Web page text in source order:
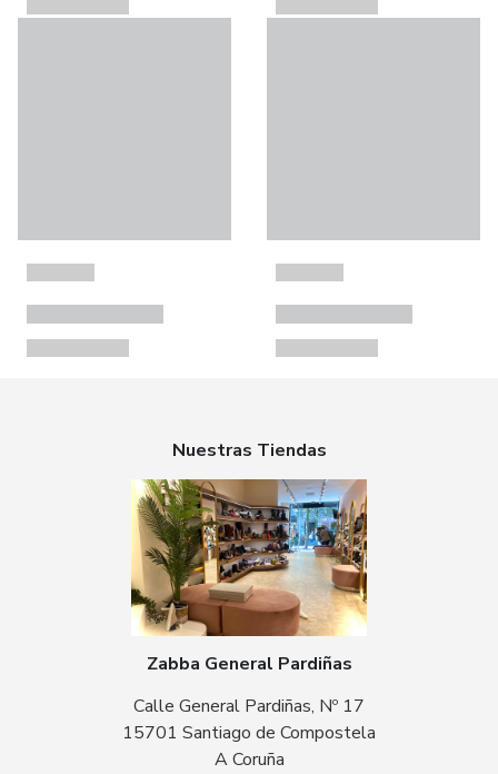
Nuestras Tiendas
Zabba General Pardiñas
Calle General Pardiñas, Nº 17
15701 Santiago de Compostela
A Coruña